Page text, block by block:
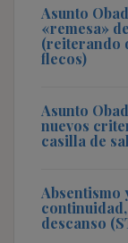
Asunto
«remesa»
(reiterando
flecos)
Asunto
nuevos
casilla de
Absentismo
descanso